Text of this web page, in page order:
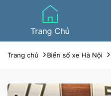
Trang Chủ
Trang chủ Biển số xe Hà Nội